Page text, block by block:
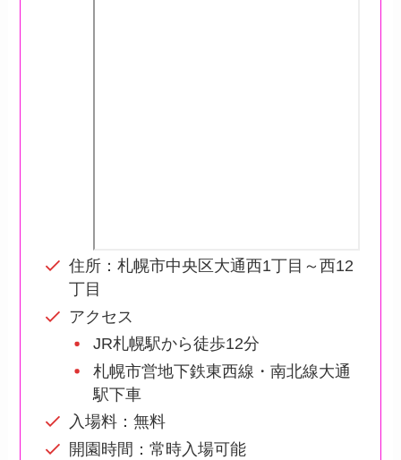
住所：札幌市中央区大通西1丁目～西12
丁目
アクセス
JR札幌駅から徒歩12分
札幌市営地下鉄東西線・南北線大通
駅下車
入場料：無料
開園時間：常時入場可能